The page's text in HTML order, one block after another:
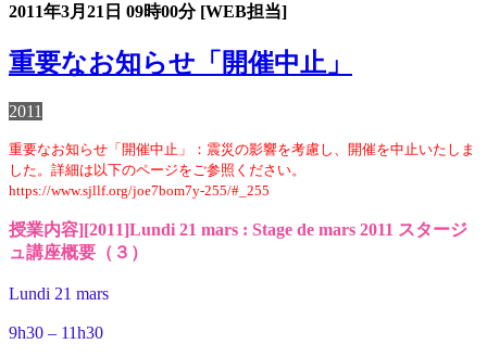
2011年3月21日 09時00分 [WEB担当]
重要なお知らせ「開催中止」
2011
重要なお知らせ「開催中止」：震災の影響を考慮し、開催を中止いたしま
した。詳細は以下のページをご参照ください。
https://www.sjllf.org/joe7bom7y-255/#_255
授業内容][2011]Lundi 21 mars : Stage de mars 2011 スタージ
ュ講座概要（３）
Lundi 21 mars
9h30 – 11h30